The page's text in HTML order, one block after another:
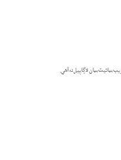
سائيٽ سان لاڳاپيل نه آهي.